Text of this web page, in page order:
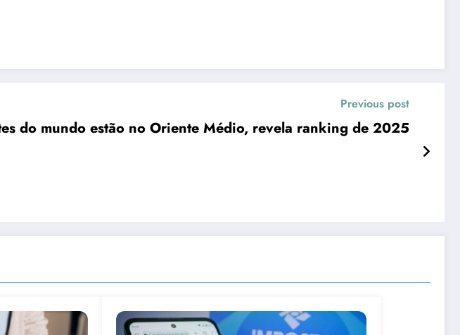
Previous post
do mundo estão no Oriente Médio, revela ranking de 2025